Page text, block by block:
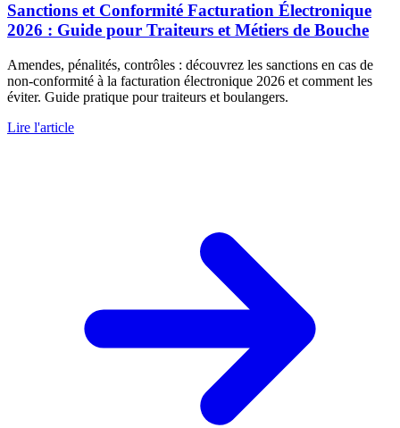
Sanctions et Conformité Facturation Électronique
2026 : Guide pour Traiteurs et Métiers de Bouche
Amendes, pénalités, contrôles : découvrez les sanctions en cas de
non-conformité à la facturation électronique 2026 et comment les
éviter. Guide pratique pour traiteurs et boulangers.
Lire l'article